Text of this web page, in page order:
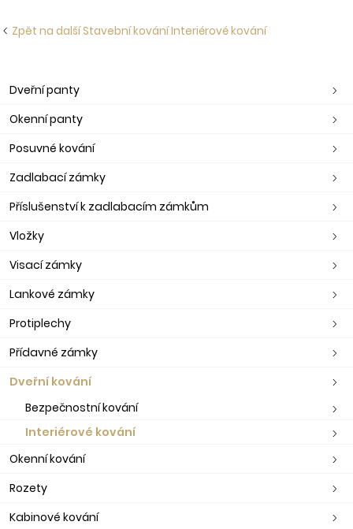
Zpět na další Stavební kování Interiérové kování
Dveřní panty
Okenní panty
Posuvné kování
Zadlabací zámky
Příslušenství k zadlabacím zámkům
Vložky
Visací zámky
Lankové zámky
Protiplechy
Přídavné zámky
Dveřní kování
Bezpečnostní kování
Interiérové kování
Okenní kování
Rozety
Kabinové kování